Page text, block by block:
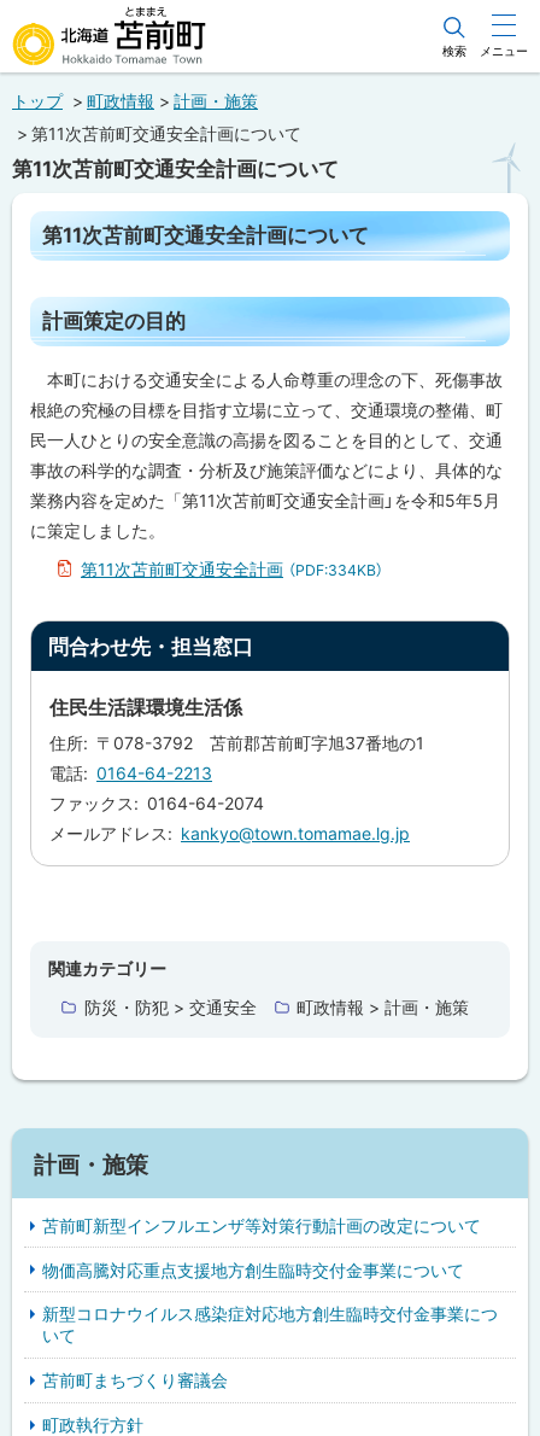
文
メ
ュ
北海道苫前町
Hokkaido Tomamae Town
検索 メニュー
トップ 町政情報
計画・施策
第11次苫前町交通安全計画について
第11次苫前町交通安全計画について
ペ
ー
ジ
目
次
第
11
次
苫
前
町
交
通
安
全
計
い
て
画
定
の
問
・
担
第11次苫前町交通安全計画について
ト
ッ
に
戻
る
計画策定の目的
本町における交通安全による人命尊重の理念の下、死傷事故
根絶の究極の目標を目指す立場に立って、交通環境の整備、町
民一人ひとりの安全意識の高揚を図ることを目的として、交通
事故の科学的な調査・分析及び施策評価などにより、具体的な
業務内容を定めた「第11次苫前町交通安全計画」を令和5年5月
に策定しました。
第11次苫前町交通安全計画 （PDF:334KB）
ト
問合わせ先・担当窓口
住民生活課環境生活係
住所
〒078-3792 苫前郡苫前町字旭37番地の1
電話
0164-64-2213
ファックス
0164-64-2074
メールアドレス
kankyo@town.tomamae.lg.jp
関連カテゴリー
防災・防犯 > 交通安全
町政情報 > 計画・施策
計画・施策
苫前町新型インフルエンザ等対策行動計画の改定について
物価高騰対応重点支援地方創生臨時交付金事業について
新型コロナウイルス感染症対応地方創生臨時交付金事業につ
いて
苫前町まちづくり審議会
町政執行方針